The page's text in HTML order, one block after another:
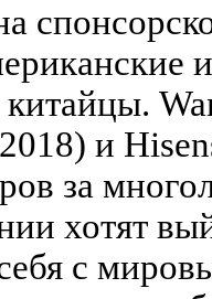
и
за
хотят
с